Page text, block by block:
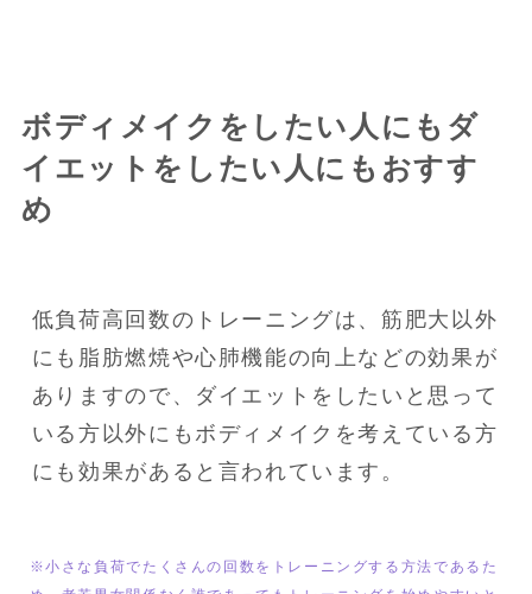
ボディメイクをしたい人にもダ
イエットをしたい人にもおすす
め
低負荷高回数のトレーニングは、筋肥大以外
にも脂肪燃焼や心肺機能の向上などの効果が
ありますので、ダイエットをしたいと思って
いる方以外にもボディメイクを考えている方
にも効果があると言われています。
※小さな負荷でたくさんの回数をトレーニングする方法であるた